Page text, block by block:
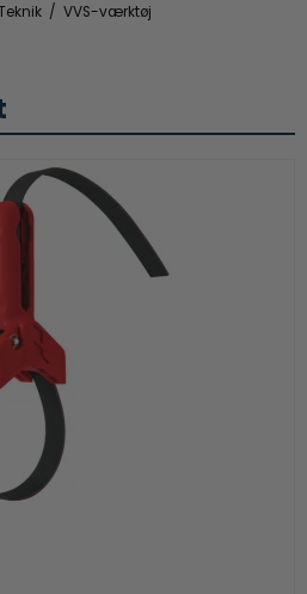
/ VVS-værktøj